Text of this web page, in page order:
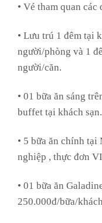
• Vé tham quan
• Lưu trú 1 đêm tại
người/phòng và 1
người/căn.
• 01 bữa ăn sáng
buffet tại khách sạn.
• 5 bữa ăn chính tại
nghiệp , thực đơn
• 01 bữa ăn
250.000đ/bữa/